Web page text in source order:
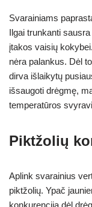
Svarainiams
Ilgai trunkanti
įtakos vaisių
nėra palankus. Dėl
dirva išlaikytų
išsaugoti drėgmę,
temperatūros
Piktžolių
Aplink svarainius
piktžolių. Ypač
konkurencija dėl